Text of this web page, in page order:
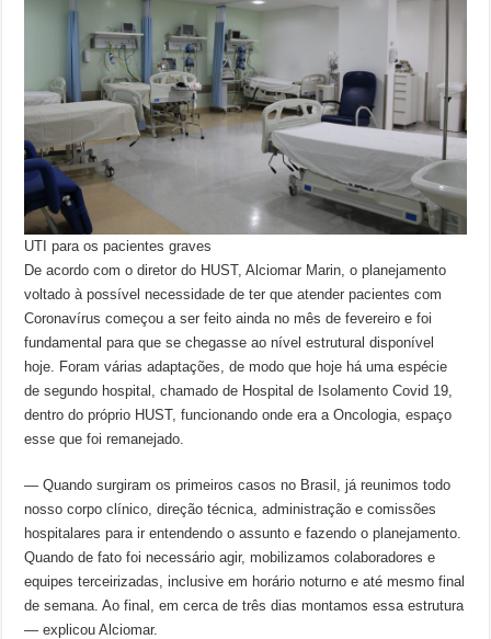
UTI para os pacientes graves
De acordo com o diretor do HUST, Alciomar Marin, o planejamento
voltado à possível necessidade de ter que atender pacientes com
Coronavírus começou a ser feito ainda no mês de fevereiro e foi
fundamental para que se chegasse ao nível estrutural disponível
hoje. Foram várias adaptações, de modo que hoje há uma espécie
de segundo hospital, chamado de Hospital de Isolamento Covid 19,
dentro do próprio HUST, funcionando onde era a Oncologia, espaço
esse que foi remanejado.
— Quando surgiram os primeiros casos no Brasil, já reunimos todo
nosso corpo clínico, direção técnica, administração e comissões
hospitalares para ir entendendo o assunto e fazendo o planejamento.
Quando de fato foi necessário agir, mobilizamos colaboradores e
equipes terceirizadas, inclusive em horário noturno e até mesmo final
de semana. Ao final, em cerca de três dias montamos essa estrutura
— explicou Alciomar.